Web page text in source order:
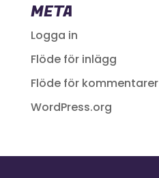
META
Logga in
Flöde för inlägg
Flöde för kommentarer
WordPress.org